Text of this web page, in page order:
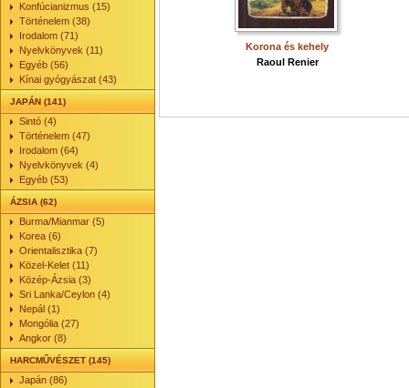
Konfúcianizmus (15)
Történelem (38)
Irodalom (71)
Nyelvkönyvek (11)
Egyéb (56)
Kínai gyógyászat (43)
JAPÁN (141)
Sintó (4)
Történelem (47)
Irodalom (64)
Nyelvkönyvek (4)
Egyéb (53)
ÁZSIA (62)
Burma/Mianmar (5)
Korea (6)
Orientalisztika (7)
Közel-Kelet (11)
Közép-Ázsia (3)
Sri Lanka/Ceylon (4)
Nepál (1)
Mongólia (27)
Angkor (8)
HARCMŰVÉSZET (145)
Japán (86)
Korona és kehely
Raoul Renier